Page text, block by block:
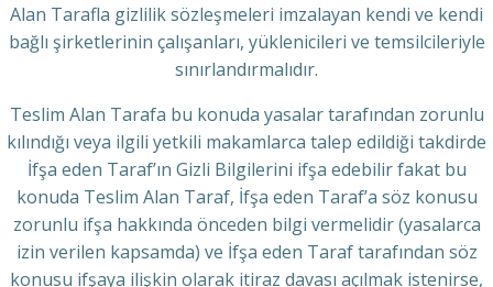
Alan Tarafla gizlilik sözleşmeleri imzalayan kendi ve kendi
bağlı şirketlerinin çalışanları, yüklenicileri ve temsilcileriyle
sınırlandırmalıdır.
Teslim Alan Tarafa bu konuda yasalar tarafından zorunlu
kılındığı veya ilgili yetkili makamlarca talep edildiği takdirde
İfşa eden Taraf’ın Gizli Bilgilerini ifşa edebilir fakat bu
konuda Teslim Alan Taraf, İfşa eden Taraf’a söz konusu
zorunlu ifşa hakkında önceden bilgi vermelidir (yasalarca
izin verilen kapsamda) ve İfşa eden Taraf tarafından söz
konusu ifşaya ilişkin olarak itiraz davası açılmak istenirse,